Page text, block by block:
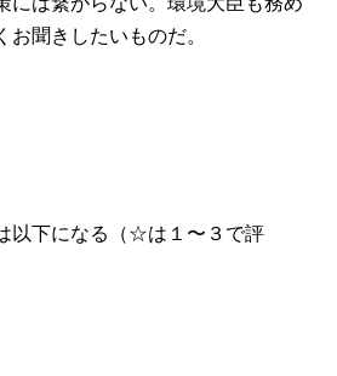
お聞きしたいものだ。
以下になる（☆は１〜３で評